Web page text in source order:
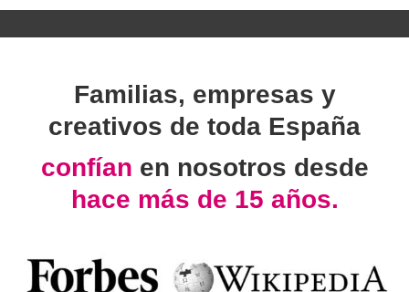
Familias, empresas y
creativos de toda España
confían en nosotros desde
hace más de 15 años.